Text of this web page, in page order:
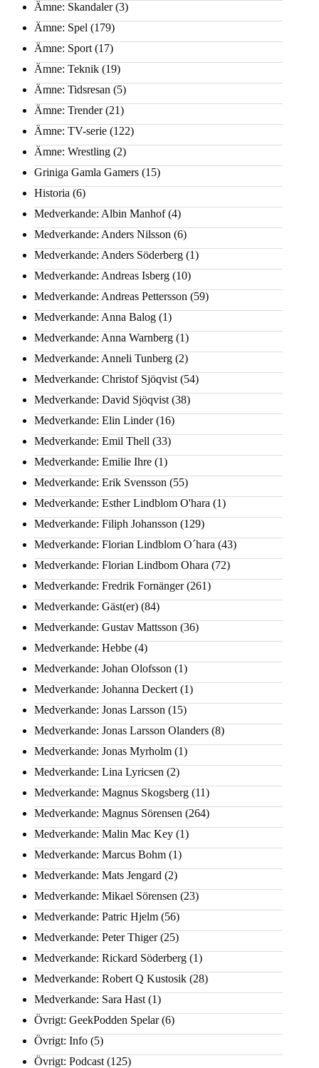
Ämne: Skandaler(3)
Ämne: Spel (179)
Ämne: Sport (17)
Ämne: Teknik (19)
Ämne: Tidsresan (5)
Ämne: Trender(21)
Ämne: TV-serie (122)
Ämne: Wrestling (2)
Griniga Gamla Gamers (15)
Historia (6)
Medverkande: Albin Manhof(4)
Medverkande: Anders Nilsson (6)
Medverkande: Anders Söderberg (1)
Medverkande: Andreas Isberg (10)
Medverkande: Andreas Pettersson (59)
Medverkande: Anna Balog (1)
Medverkande: Anna Warnberg (1)
Medverkande: Anneli Tunberg (2)
Medverkande: Christof Sjöqvist (54)
Medverkande: David Sjöqvist (38)
Medverkande: Elin Linder(16)
Medverkande: Emil Thell (33)
Medverkande: Emilie Ihre (1)
Medverkande: Erik Svensson (55)
Medverkande: Esther Lindblom O'hara (1)
Medverkande: Filiph Johansson (129)
Medverkande: Florian Lindblom O´hara (43)
Medverkande: Florian Lindbom Ohara (72)
Medverkande: Fredrik Fornänger(261)
Medverkande: Gäst(er) (84)
Medverkande: Gustav Mattsson (36)
Medverkande: Hebbe (4)
Medverkande: Johan Olofsson (1)
Medverkande: Johanna Deckert (1)
Medverkande: Jonas Larsson (15)
Medverkande: Jonas Larsson Olanders (8)
Medverkande: Jonas Myrholm (1)
Medverkande: Lina Lyricsen (2)
Medverkande: Magnus Skogsberg (11)
Medverkande: Magnus Sörensen (264)
Medverkande: Malin Mac Key (1)
Medverkande: Marcus Bohm (1)
Medverkande: Mats Jengard (2)
Medverkande: Mikael Sörensen (23)
Medverkande: Patric Hjelm (56)
Medverkande: Peter Thiger(25)
Medverkande: Rickard Söderberg (1)
Medverkande: Robert Q Kustosik (28)
Medverkande: Sara Hast (1)
Övrigt: GeekPodden Spelar(6)
Övrigt: Info (5)
Övrigt: Podcast (125)